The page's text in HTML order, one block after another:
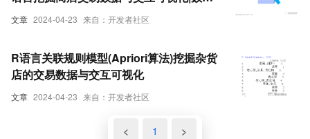
文章 2024-04-23 来自：开发者社区
分享
文章 2024-04-23 来自：开发者社区
R语言关联规则模型(Apriori算法)挖掘杂货
店的交易数据与交互可视化
< 1 >